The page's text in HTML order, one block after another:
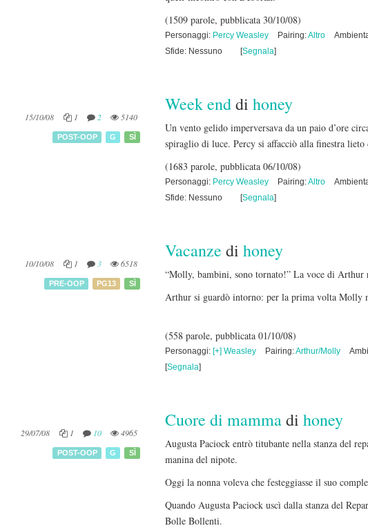
(1509 parole, pubblicata 30/10/08)
Personaggi: Percy Weasley Pairing:Altro
Sfide: Nessuno
[Segnala]
15/10/08 1 2 5140
POST-OOP G SÌ
Week enddi honey
Un vento gelido imperversava da un paio d’ore
spiraglio di luce. Percy si affacciò alla finestra lieto
(1683 parole, pubblicata 06/10/08)
Personaggi: Percy Weasley Pairing:Altro
Sfide: Nessuno
[Segnala]
10/10/08 1 3 6518
PRE-OOP PG13 SÌ
Vacanze di honey
“Molly, bambini, sono tornato!” La voce di Arthur
Arthur si guardò intorno: per la prima volta Molly
(558 parole, pubblicata 01/10/08)
Personaggi: [+] Weasley Pairing:Arthur/Molly
[Segnala]
29/07/08 1 10 4965
POST-OOP G SÌ
Cuore di mammadi honey
Augusta Paciock entrò titubante nella stanza del
manina del nipote.
Oggi la nonna voleva che festeggiasse il suo
Quando Augusta Paciock uscì dalla stanza del
Bolle Bollenti.